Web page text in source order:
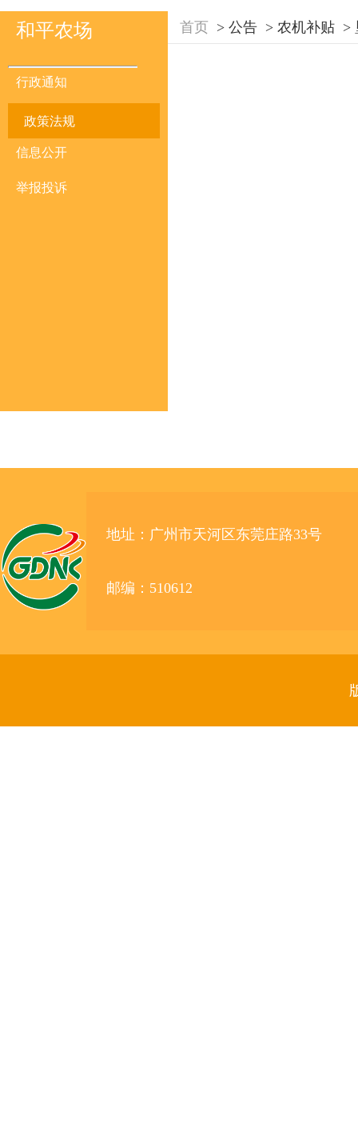
和平农场
行政通知
政策法规
信息公开
举报投诉
首页 > 公告 > 农机补贴 >
地址：广州市天河区东莞庄路33号
邮编：510612